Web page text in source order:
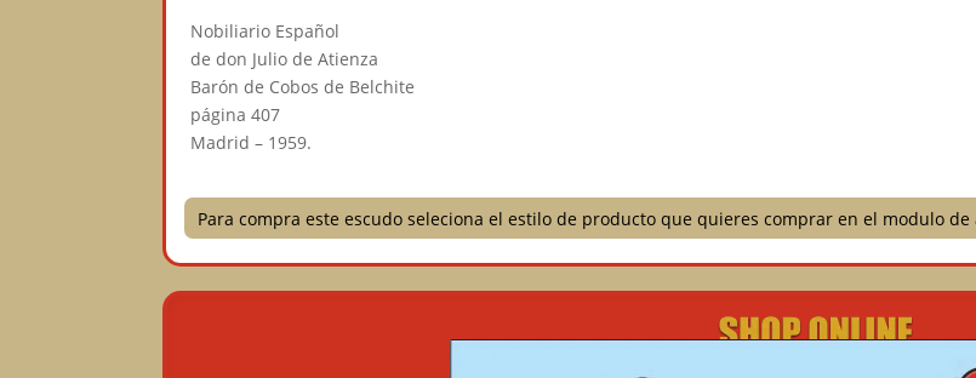
Nobiliario Español
de don Julio de Atienza
Barón de Cobos de Belchite
página 407
Madrid – 1959.
Para compra este escudo seleciona el estilo de producto que quieres comprar en el modulo de